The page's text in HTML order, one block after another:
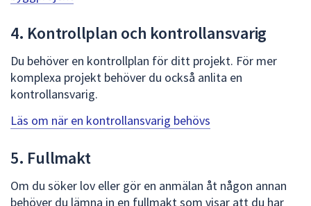
4. Kontrollplan och kontrollansvarig
Du behöver en kontrollplan för ditt projekt. För mer
komplexa projekt behöver du också anlita en
kontrollansvarig.
Läs om när en kontrollansvarig behövs
5. Fullmakt
Om du söker lov eller gör en anmälan åt någon annan
behöver du lämna in en fullmakt som visar att du har